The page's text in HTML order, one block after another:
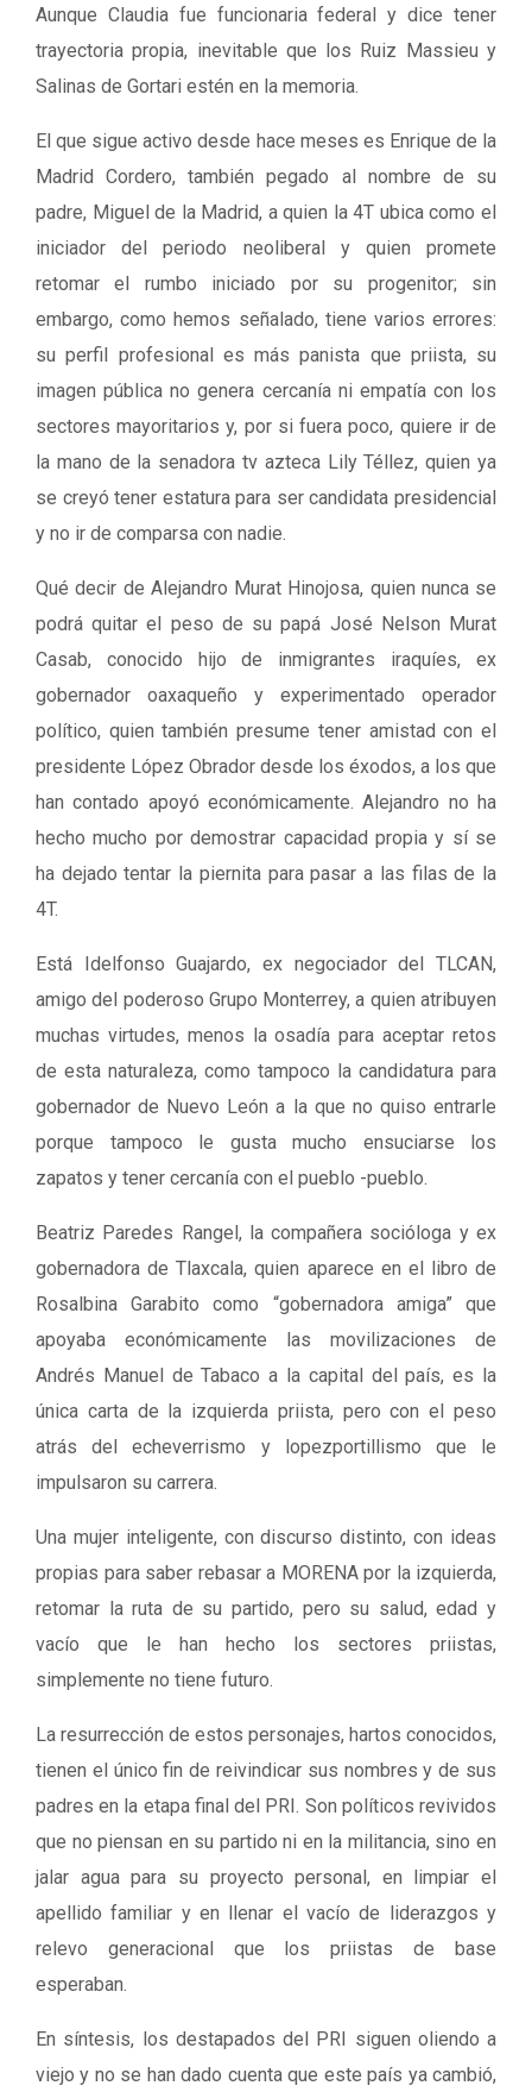
Aunque Claudia fue funcionaria federal y dice tener
trayectoria propia, inevitable que los Ruiz Massieu y
Salinas de Gortari estén en la memoria.
El que sigue activo desde hace meses es Enrique de la
Madrid Cordero, también pegado al nombre de su
padre, Miguel de la Madrid, a quien la 4T ubica como el
iniciador del periodo neoliberal y quien promete
retomar el rumbo iniciado por su progenitor; sin
embargo, como hemos señalado, tiene varios errores:
su perfil profesional es más panista que priista, su
imagen pública no genera cercanía ni empatía con los
sectores mayoritarios y, por si fuera poco, quiere ir de
la mano de la senadora tv azteca Lily Téllez, quien ya
se creyó tener estatura para ser candidata presidencial
y no ir de comparsa con nadie.
Qué decir de Alejandro Murat Hinojosa, quien nunca se
podrá quitar el peso de su papá José Nelson Murat
Casab, conocido hijo de inmigrantes iraquíes, ex
gobernador oaxaqueño y experimentado operador
político, quien también presume tener amistad con el
presidente López Obrador desde los éxodos, a los que
han contado apoyó económicamente. Alejandro no ha
hecho mucho por demostrar capacidad propia y sí se
ha dejado tentar la piernita para pasar a las filas de la
4T.
Está Idelfonso Guajardo, ex negociador del TLCAN,
amigo del poderoso Grupo Monterrey, a quien atribuyen
muchas virtudes, menos la osadía para aceptar retos
de esta naturaleza, como tampoco la candidatura para
gobernador de Nuevo León a la que no quiso entrarle
porque tampoco le gusta mucho ensuciarse los
zapatos y tener cercanía con el pueblo -pueblo.
Beatriz Paredes Rangel, la compañera socióloga y ex
gobernadora de Tlaxcala, quien aparece en el libro de
Rosalbina Garabito como “gobernadora amiga” que
apoyaba económicamente las movilizaciones de
Andrés Manuel de Tabaco a la capital del país, es la
única carta de la izquierda priista, pero con el peso
atrás del echeverrismo y lopezportillismo que le
impulsaron su carrera.
Una mujer inteligente, con discurso distinto, con ideas
propias para saber rebasar a MORENA por la izquierda,
retomar la ruta de su partido, pero su salud, edad y
vacío que le han hecho los sectores priistas,
simplemente no tiene futuro.
La resurrección de estos personajes, hartos conocidos,
tienen el único fin de reivindicar sus nombres y de sus
padres en la etapa final del PRI. Son políticos revividos
que no piensan en su partido ni en la militancia, sino en
jalar agua para su proyecto personal, en limpiar el
apellido familiar y en llenar el vacío de liderazgos y
relevo generacional que los priistas de base
esperaban.
En síntesis, los destapados del PRI siguen oliendo a
viejo y no se han dado cuenta que este país ya cambió,